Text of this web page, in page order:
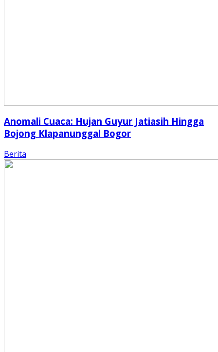
Anomali Cuaca: Hujan Guyur Jatiasih Hingga
Bojong Klapanunggal Bogor
Berita